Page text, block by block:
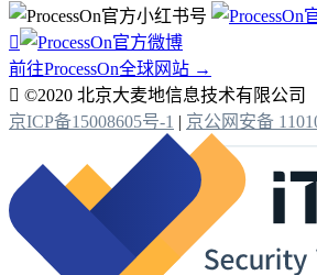

前往ProcessOn全球网站 →
 ©2020 北京大麦地信息技术有限公司
京ICP备15008605号-1 | 京公网安备